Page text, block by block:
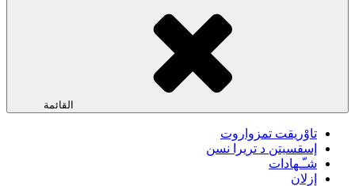
القائمة
تاوْريقت تمزواروت
إسقسيتن د تريرا نسن
شـّـهادات
إزلان